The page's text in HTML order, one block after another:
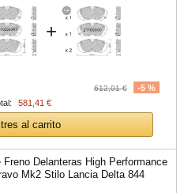
+
612,01 €
-5 %
581,41 €
al carrito
Freno Delanteras High Performance
Mk2 Stilo Lancia Delta 844